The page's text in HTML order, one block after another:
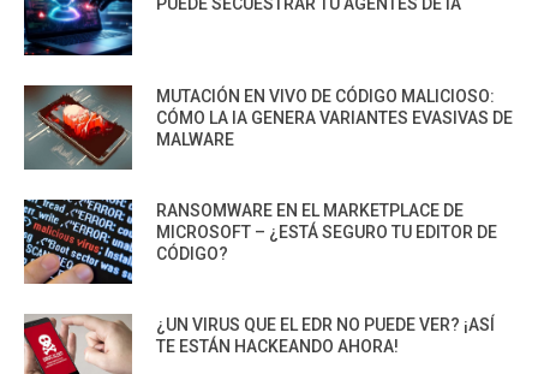
MUTACIÓN EN VIVO DE CÓDIGO MALICIOSO:
CÓMO LA IA GENERA VARIANTES EVASIVAS DE
MALWARE
RANSOMWARE EN EL MARKETPLACE DE
MICROSOFT – ¿ESTÁ SEGURO TU EDITOR DE
CÓDIGO?
¿UN VIRUS QUE EL EDR NO PUEDE VER? ¡ASÍ
TE ESTÁN HACKEANDO AHORA!